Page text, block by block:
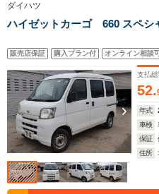
ダイハツ
ハイゼットカーゴ 660 スペシ
販売店保証 購入プラン付 オンライン相談
支払
52.
年式
車検
保証
住所